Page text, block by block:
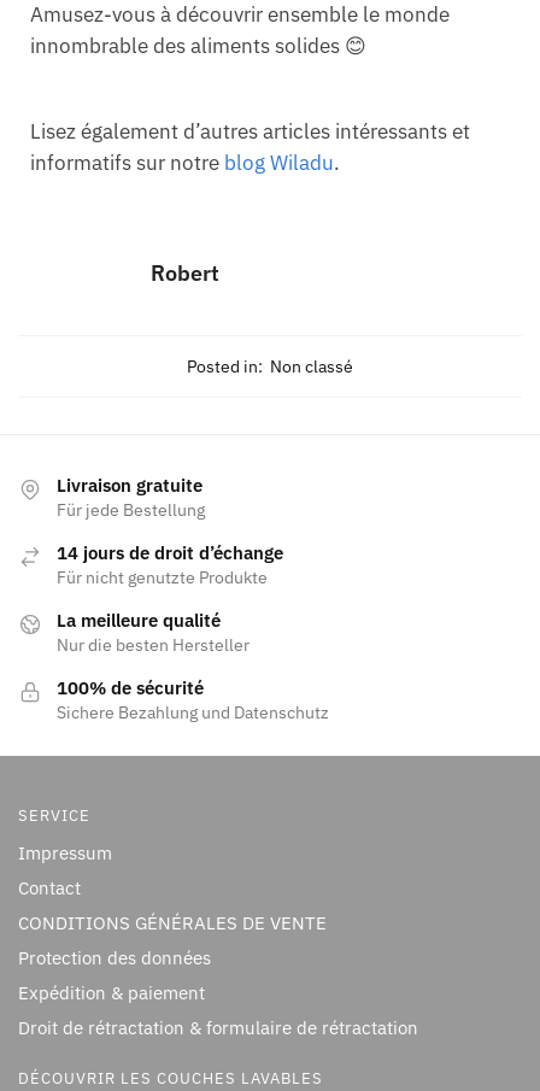
Amusez-vous à découvrir ensemble le monde
innombrable des aliments solides 😊
Lisez également d’autres articles intéressants et
informatifs sur notre blog Wiladu.
Robert
Posted in: Non classé
Livraison gratuite
Für jede Bestellung
14 jours de droit d’échange
Für nicht genutzte Produkte
La meilleure qualité
Nur die besten Hersteller
100% de sécurité
Sichere Bezahlung und Datenschutz
SERVICE
Impressum
Contact
CONDITIONS GÉNÉRALES DE VENTE
Protection des données
Expédition & paiement
Droit de rétractation & formulaire de rétractation
DÉCOUVRIR LES COUCHES LAVABLES